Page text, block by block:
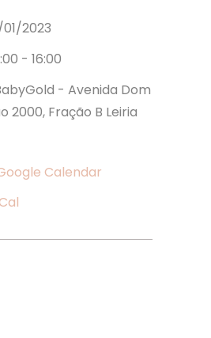
01/2023
- 16:00
- Avenida Dom
2000, Fração B Leiria
Calendar